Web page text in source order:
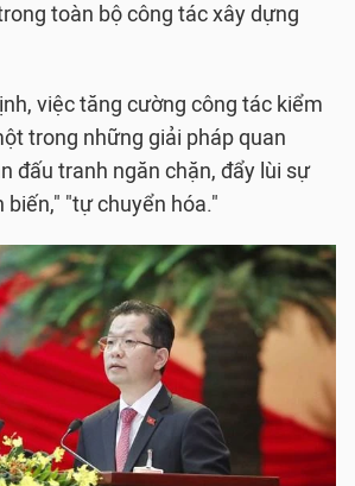
toàn bộ công tác xây dựng
việc tăng cường công tác kiểm
trong những giải pháp quan
đấu tranh ngăn chặn, đẩy lùi sự
"tự chuyển hóa."